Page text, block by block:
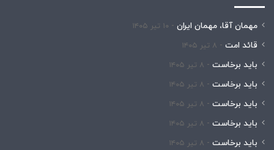
مهمان آقا، مهمان ایران ۱۰ تیر ۱۴۰۵
قائد امت ۸ تیر ۱۴۰۵
باید برخاست ۸ تیر ۱۴۰۵
باید برخاست ۸ تیر ۱۴۰۵
باید برخاست ۸ تیر ۱۴۰۵
باید برخاست ۸ تیر ۱۴۰۵
باید برخاست ۸ تیر ۱۴۰۵